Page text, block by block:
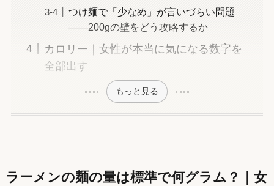
つけ麺で「少なめ」が言いづらい問題
——200gの壁をどう攻略するか
カロリー｜女性が本当に気になる数字を
全部出す
もっと見る
ラーメンの麺の量は標準で何グラム？｜女